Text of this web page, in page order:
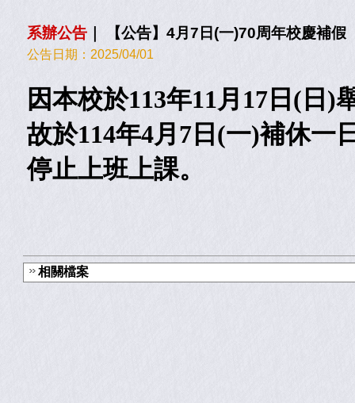
系辦公告｜ 【公告】4月7日(一)70周年校慶補假
公告日期： 2025/04/01
因本校於113年11月17日(日)
故於114年4月7日(一)補休一
停止上班上課。
相關檔案